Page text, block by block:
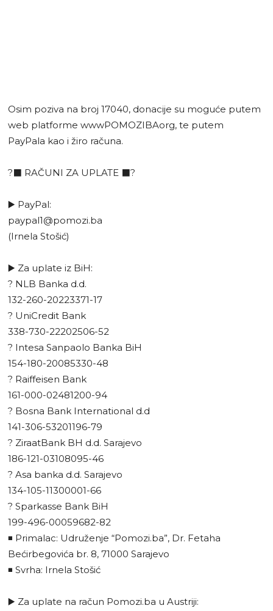
Osim poziva na broj 17040, donacije su moguće putem
web platforme wwwPOMOZIBAorg, te putem
PayPala kao i žiro računa.
?⬛️ RAČUNI ZA UPLATE ⬛️?
▶️ PayPal:
paypal1@pomozi.ba
(Irnela Stošić)
▶️ Za uplate iz BiH:
? NLB Banka d.d.
132-260-20223371-17
? UniCredit Bank
338-730-22202506-52
? Intesa Sanpaolo Banka BiH
154-180-20085330-48
? Raiffeisen Bank
161-000-02481200-94
? Bosna Bank International d.d
141-306-53201196-79
? ZiraatBank BH d.d. Sarajevo
186-121-03108095-46
? Asa banka d.d. Sarajevo
134-105-11300001-66
? Sparkasse Bank BiH
199-496-00059682-82
◾️ Primalac: Udruženje “Pomozi.ba”, Dr. Fetaha
Bećirbegovića br. 8, 71000 Sarajevo
◾️ Svrha: Irnela Stošić
▶️ Za uplate na račun Pomozi.ba u Austriji: